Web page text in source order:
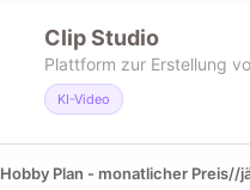
Clip Studio
Plattform zur Erstellung
KI-Video
Hobby Plan - monatlicher Preis//